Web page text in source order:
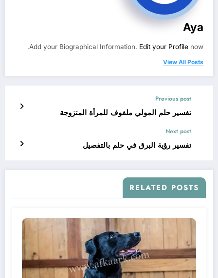
Aya
Add your Biographical Information. Edit your Profile now.
View All Posts
Previous post
تفسير حلم المولي ملفوف للمرأة المتزوجة
Next post
تفسير رؤية البرق في حلم بالتفصيل
RELATED POSTS